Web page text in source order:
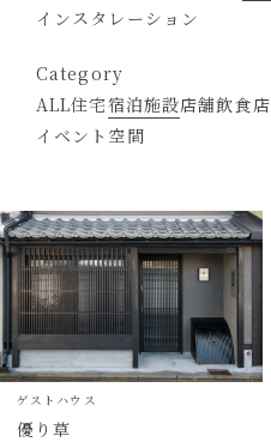
インスタレーション
Category
ALL住宅宿泊施設店舗飲食店
イベント空間
ゲストハウス
優り草